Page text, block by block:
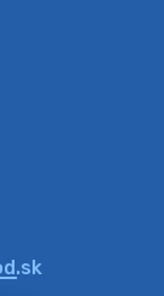
augusta
Prosíme
dom už
dodávky
v